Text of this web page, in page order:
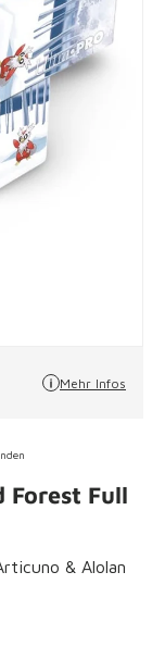
Mehr Infos
Forest Full
& Alolan